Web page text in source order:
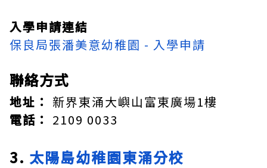
入學申請連結
保良局張潘美意幼稚園 - 入學申請
聯絡方式
地址： 新界東涌大嶼山富東廣場1樓
電話： 2109 0033
3. 太陽島幼稚園東涌分校